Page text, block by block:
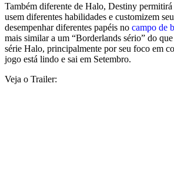
Também diferente de Halo, Destiny permitirá
usem diferentes habilidades e customizem
desempenhar diferentes papéis no campo de
mais similar a um “Borderlands sério” do
série Halo, principalmente por seu foco em
jogo está lindo e sai em Setembro.
Veja o Trailer: